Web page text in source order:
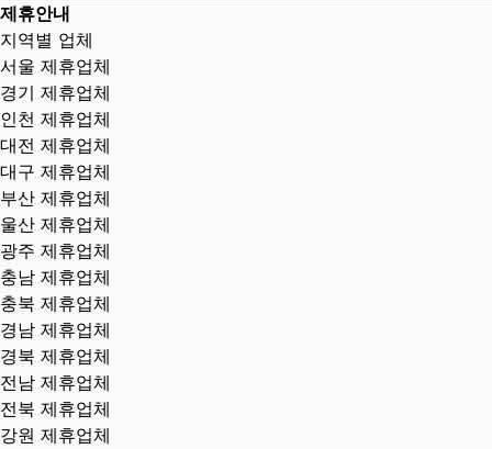
제휴안내
지역별 업체
서울 제휴업체
경기 제휴업체
인천 제휴업체
대전 제휴업체
대구 제휴업체
부산 제휴업체
울산 제휴업체
광주 제휴업체
충남 제휴업체
충북 제휴업체
경남 제휴업체
경북 제휴업체
전남 제휴업체
전북 제휴업체
강원 제휴업체